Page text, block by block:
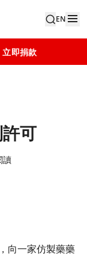
EN
立即捐款
可
讀
向一家仿製藥藥